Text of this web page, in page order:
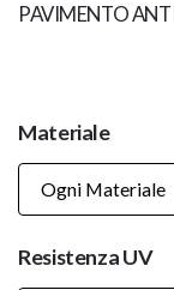
PAVIMENTO
Materiale
Ogni Materiale
Resistenza UV